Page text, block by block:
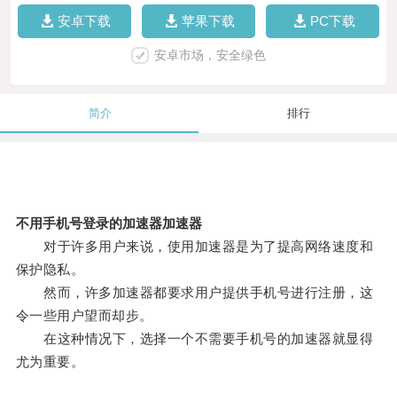
安卓下载 苹果下载 PC下载
安卓市场，安全绿色
简介 排行
不用手机号登录的加速器加速器
对于许多用户来说，使用加速器是为了提高网络速度和
保护隐私。
然而，许多加速器都要求用户提供手机号进行注册，这
令一些用户望而却步。
在这种情况下，选择一个不需要手机号的加速器就显得
尤为重要。